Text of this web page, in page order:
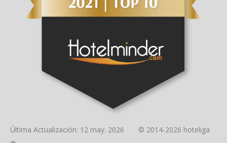
Última Actualización: 12 may. 2026 © 2014-2026 hoteliga